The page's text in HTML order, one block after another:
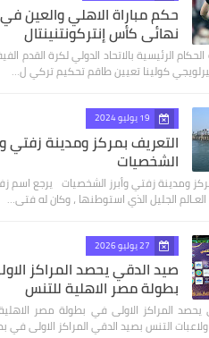
حكم مباراة الاهلي والعين
نهائى كأس إنتركونتنينتال
الرئيسية بالاتحاد الدولي لكرة القدم
كولينا تعيين طاقم تحكيم تركي ل…
19 يوليو 2024
التعريف بمركز ومدينة زفتي
الشخصيات
ومدينة زفتي وأبرز الشخصيات يرجع اسم
الجليل الذي استوطنها ، وكان له فتى…
27 يوليو 2026
صيد الدقي يحصد المراكز
بطولة مصر الاهلية للتنس
المراكز الاولى في بطولة مصر
التنس بصيد الدقي المراكز الاولى في